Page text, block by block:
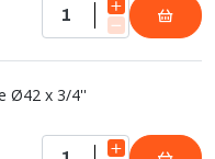
Ø42 x 3/4''